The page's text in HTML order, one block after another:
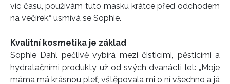
víc času, používám tuto masku krátce před odchodem
na večírek,“ usmívá se Sophie.
Kvalitní kosmetika je základ
Sophie Dahl pečlivě vybírá mezi čisticími, pěsticími a
hydratačními produkty už od svých dvanácti let: „Moje
máma má krásnou pleť, vštěpovala mi o ní všechno a já